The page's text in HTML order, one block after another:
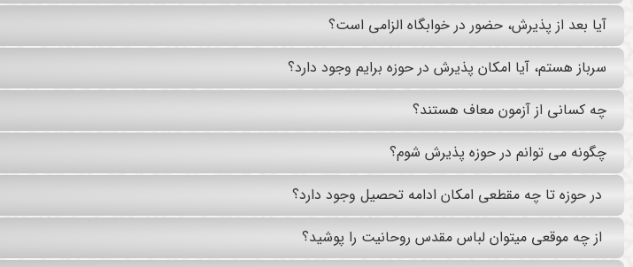
آیا بعد از پذیرش، حضور در خوابگاه الزامی است؟
سرباز هستم، آیا امکان پذیرش در حوزه برایم وجود دارد؟
چه کسانی از آزمون معاف هستند؟
چگونه می توانم در حوزه پذیرش شوم؟
در حوزه تا چه مقطعی امکان ادامه تحصیل وجود دارد؟
از چه موقعی می­توان لباس مقدس روحانیت را پوشید؟